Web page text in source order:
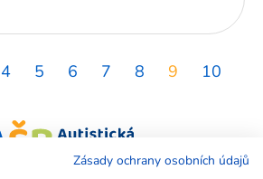
4 5 6 7 8 9 10
Zásady ochrany osobních údajů